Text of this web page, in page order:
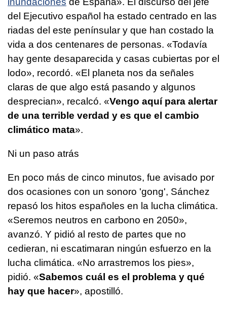
del Ejecutivo español ha estado centrado en las
riadas del este penínsular y que han costado la
vida a dos centenares de personas. «Todavía
hay gente desaparecida y casas cubiertas por el
lodo», recordó. «El planeta nos da señales
claras de que algo está pasando y algunos
desprecian», recalcó. «Vengo aquí para alertar
de una terrible verdad y es que el cambio
climático mata».
Ni un paso atrás
En poco más de cinco minutos, fue avisado por
dos ocasiones con un sonoro 'gong', Sánchez
repasó los hitos españoles en la lucha climática.
«Seremos neutros en carbono en 2050»,
avanzó. Y pidió al resto de partes que no
cedieran, ni escatimaran ningún esfuerzo en la
lucha climática. «No arrastremos los pies»,
pidió. «Sabemos cuál es el problema y qué
hay que hacer», apostilló.